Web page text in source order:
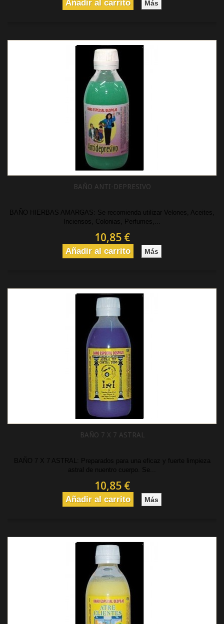
Añadir al carrito Más
BAÑO ANTI-DEPRESIVO
BAÑO HIERBAS AMARGAS: Se recomienda utilizar Velones, Aceites,
Inciensos, Colonias, Perfumes,...
10,85 €
Añadir al carrito Más
BAÑO 7 X 7 ASTRAL
BAÑO 7 X 7 ASTRAL: Preparados para una eficaz y fuerte limpieza
astral de nuentro cuerpo. Se...
10,85 €
Añadir al carrito Más